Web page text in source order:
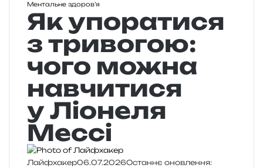
Ментальне здоров’я
Як упоратися
з тривогою:
чого можна
навчитися
у Ліонеля
Мессі
Лайфхакер06.07.2026Останнє оновлення: